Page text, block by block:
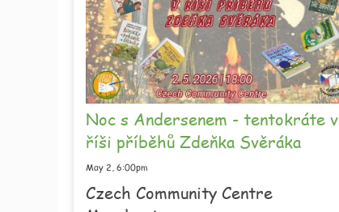
Noc s Andersenem - tentokráte v
říši příběhů Zdeňka Svěráka
May 2, 6:00pm
Czech Community Centre